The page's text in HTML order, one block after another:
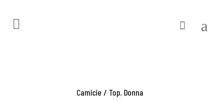
Camicie / Top, Donna